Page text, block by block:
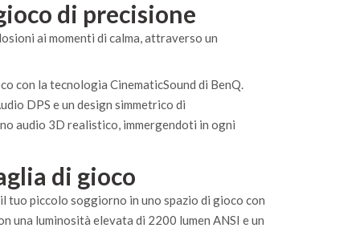
di precisione
ai momenti di calma, attraverso un
con la tecnologia CinematicSound di BenQ.
DPS e un design simmetrico di
audio 3D realistico, immergendoti in ogni
di gioco
tuo piccolo soggiorno in uno spazio di gioco con
una luminosità elevata di 2200 lumen ANSI e un